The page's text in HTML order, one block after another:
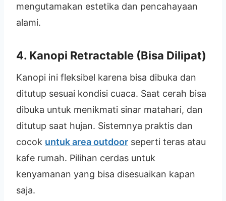
mengutamakan estetika dan pencahayaan
alami.
4. Kanopi Retractable (Bisa Dilipat)
Kanopi ini fleksibel karena bisa dibuka dan
ditutup sesuai kondisi cuaca. Saat cerah bisa
dibuka untuk menikmati sinar matahari, dan
ditutup saat hujan. Sistemnya praktis dan
cocok untuk area outdoor seperti teras atau
kafe rumah. Pilihan cerdas untuk
kenyamanan yang bisa disesuaikan kapan
saja.